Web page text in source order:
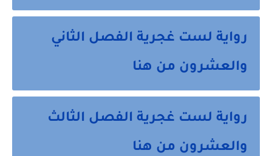
رواية لست غجرية الفصل الثاني
والعشرون من هنا
رواية لست غجرية الفصل الثالث
والعشرون من هنا